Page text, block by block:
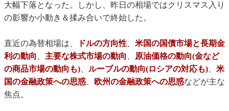
大幅下落となった。しかし、昨日の相場ではクリスマス入り
の影響か小動き＆揉み合いで終始した。
直近の為替相場は、 ドルの方向性、 米国の国債市場と長期金
利の動向 、 主要な株式市場の動向 、 原油価格の動向(金など
の商品市場の動向も)、 ルーブルの動向(ロシアの対応も)、 米
国の金融政策への思惑、 欧州の金融政策への思惑などが主な
焦点。